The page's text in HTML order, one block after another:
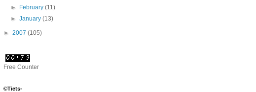
►
February(11)
►January(13)
► 2007 (105)
Free Counter
©Tiets-